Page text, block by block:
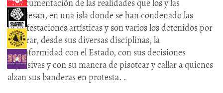
la documentación de las realidades que los y las
atraviesan, en una isla donde se han condenado las
manifestaciones artísticas y son varios los detenidos por
mostrar, desde sus diversas disciplinas, la
inconformidad con el Estado, con sus decisiones
represivas y con su manera de pisotear y callar a quienes
alzan sus banderas en protesta. .